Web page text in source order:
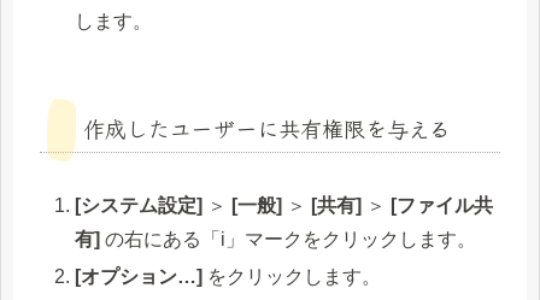
します。
作成したユーザーに共有権限を与える
[システム設定] ＞ [一般] ＞ [共有] ＞
[ファイル共
有] の右にある「i」マークをクリックします。
[オプション…] をクリックします。